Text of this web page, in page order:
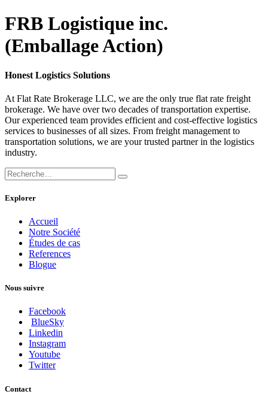
FRB Logistique inc.
(Emballage Action)
Honest Logistics Solutions
At Flat Rate Brokerage LLC, we are the only true flat rate freight
brokerage. We have over two decades of transportation expertise.
Our experienced team provides efficient and cost-effective logistics
services to businesses of all sizes. From freight management to
transportation solutions, we are your trusted partner in the logistics
industry.
Explorer
Accueil
Notre Société
Études de cas
References
Blogue
Nous suivre
Facebook
BlueSky
Linkedin
Instagram
Youtube
Twitter
Contact